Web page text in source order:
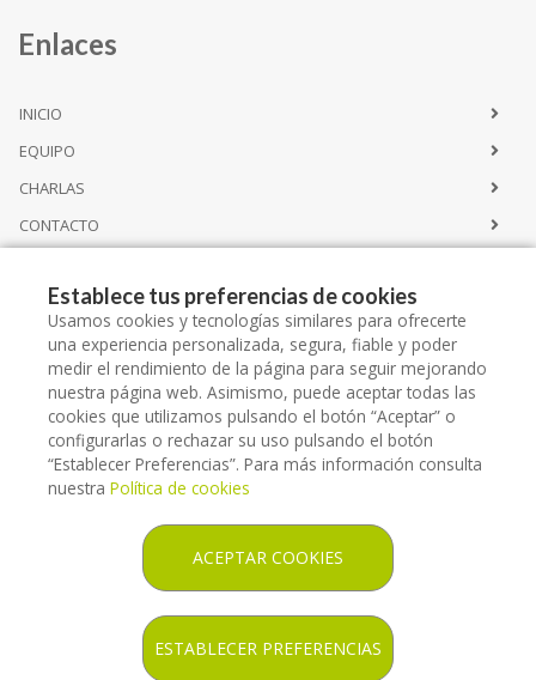
Enlaces
INICIO
EQUIPO
CHARLAS
CONTACTO
Servicios
CATÁLOGO SERVICIOS
ALQUILER
ESPACIO LLORET SALUT
Copyright © 2026 ORTOPEDIA LLORET SALUT -
Diseño web- Farmaoffice
Establece tus preferencias de cookies
Usamos cookies y tecnologías similares para ofrecerte
una experiencia personalizada, segura, fiable y poder
medir el rendimiento de la página para seguir mejorando
nuestra página web. Asimismo, puede aceptar todas las
cookies que utilizamos pulsando el botón “Aceptar” o
configurarlas o rechazar su uso pulsando el botón
“Establecer Preferencias”. Para más información consulta
nuestra Política de cookies
ACEPTAR COOKIES
ESTABLECER PREFERENCIAS